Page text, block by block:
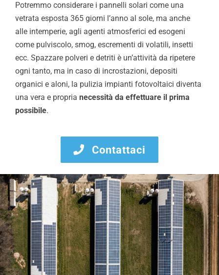
Potremmo considerare i pannelli solari come una
vetrata esposta 365 giorni l’anno al sole, ma anche
alle intemperie, agli agenti atmosferici ed esogeni
come pulviscolo, smog, escrementi di volatili, insetti
ecc. Spazzare polveri e detriti è un’attività da ripetere
ogni tanto, ma in caso di incrostazioni, depositi
organici e aloni, la pulizia impianti fotovoltaici diventa
una vera e proprianecessità da effettuare il prima
possibile.
Contattaci